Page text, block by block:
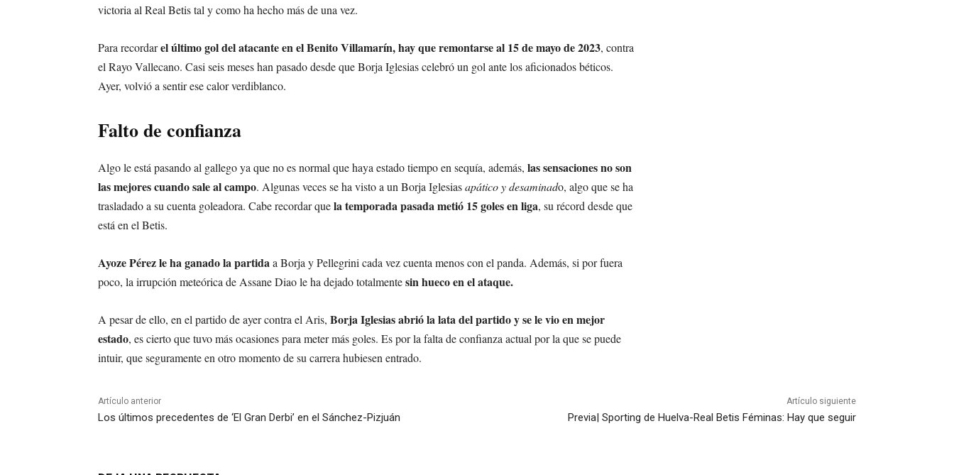
victoria al Real Betis tal y como ha hecho más de una vez.
Para recordarel último gol del atacante en el Benito Villamarín, hay que remontarse al 15 de mayo de 2023, contra
el Rayo Vallecano. Casi seis meses han pasado desde que Borja Iglesias celebró un gol ante los aficionados béticos.
Ayer, volvió a sentir ese calor verdiblanco.
Falto de confianza
Algo le está pasando al gallego ya que no es normal que haya estado tiempo en sequía, además, las sensaciones no son
las mejores cuando sale al campo. Algunas veces se ha visto a un Borja Iglesiasapático y desaminado, algo que se ha
trasladado a su cuenta goleadora. Cabe recordar quela temporada pasada metió 15 goles en liga, su récord desde que
está en el Betis.
Ayoze Pérez le ha ganado la partidaa Borja y Pellegrini cada vez cuenta menos con el panda. Además, si por fuera
poco, la irrupción meteórica de Assane Diao le ha dejado totalmentesin hueco en el ataque.
A pesar de ello, en el partido de ayer contra el Aris, Borja Iglesias abrió la lata del partido y se le vio en mejor
estado, es cierto que tuvo más ocasiones para meter más goles. Es por la falta de confianza actual por la que se puede
intuir, que seguramente en otro momento de su carrera hubiesen entrado.
Artículo anterior
Los últimos precedentes de ‘El Gran Derbi’ en el Sánchez-Pizjuán
Artículo siguiente
Previa| Sporting de Huelva-Real Betis Féminas: Hay que seguir